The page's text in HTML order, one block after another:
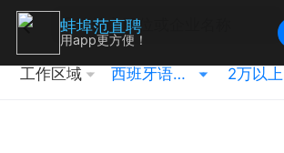
工作区域 西班牙语翻译 2万以上
蚌埠范直聘
用app更方便！